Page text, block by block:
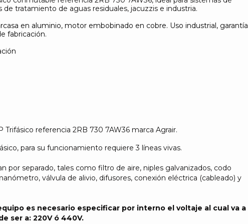
de tratamiento de aguas residuales, jacuzzis e industria.
en aluminio, motor embobinado en cobre. Uso industrial, garantía
fabricación.
Trifásico referencia 2RB 730 7AW36 marca Agrair.
para su funcionamiento requiere 3 líneas vivas.
por separado, tales como filtro de aire, niples galvanizados, codo
válvula de alivio, difusores, conexión eléctrica (cableado) y
es necesario especificar por interno el voltaje al cual va a
ser a: 220V ó 440V.